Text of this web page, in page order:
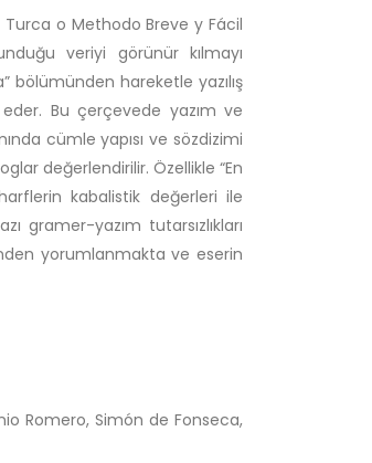
Turca o Methodo Breve y Fácil
veriyi görünür kılmayı
bölümünden hareketle yazılış
Bu çerçevede yazım ve
cümle yapısı ve sözdizimi
değerlendirilir. Özellikle “En
kabalistik değerleri ile
gramer-yazım tutarsızlıkları
yorumlanmakta ve eserin
Romero, Simón de Fonseca,